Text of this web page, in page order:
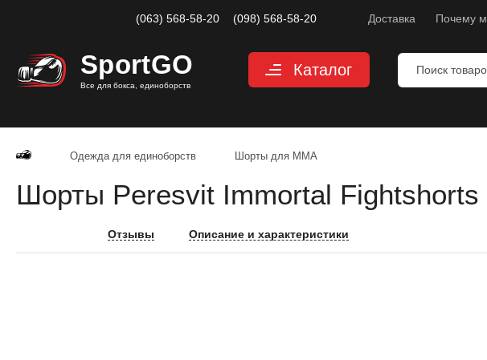
(063) 568-58-20 (098) 568-58-20 Доставка Почему
SportGO
Все для бокса, единоборств
Каталог
Боксерские бинты
Мешки, груши, манекены
Одежда для единоборств Шорты для ММА
Шорты Peresvit Immortal Fightshorts
Отзывы Описание и характеристики